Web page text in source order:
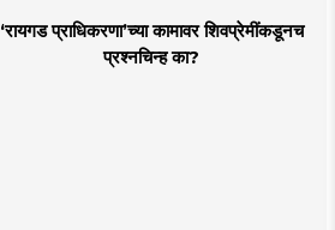
‘रायगड प्राधिकरणा’च्या कामावर शिवप्रेमींकडूनच
प्रश्नचिन्ह का?